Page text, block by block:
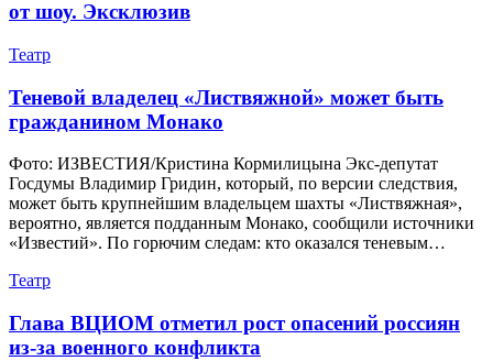
от шоу. Эксклюзив
Театр
Теневой владелец «Листвяжной» может быть
гражданином Монако
Фото: ИЗВЕСТИЯ/Кристина Кормилицына Экс-депутат
Госдумы Владимир Гридин, который, по версии следствия,
может быть крупнейшим владельцем шахты «Листвяжная»,
вероятно, является подданным Монако, сообщили источники
«Известий». По горючим следам: кто оказался теневым…
Театр
Глава ВЦИОМ отметил рост опасений россиян
из-за военного конфликта